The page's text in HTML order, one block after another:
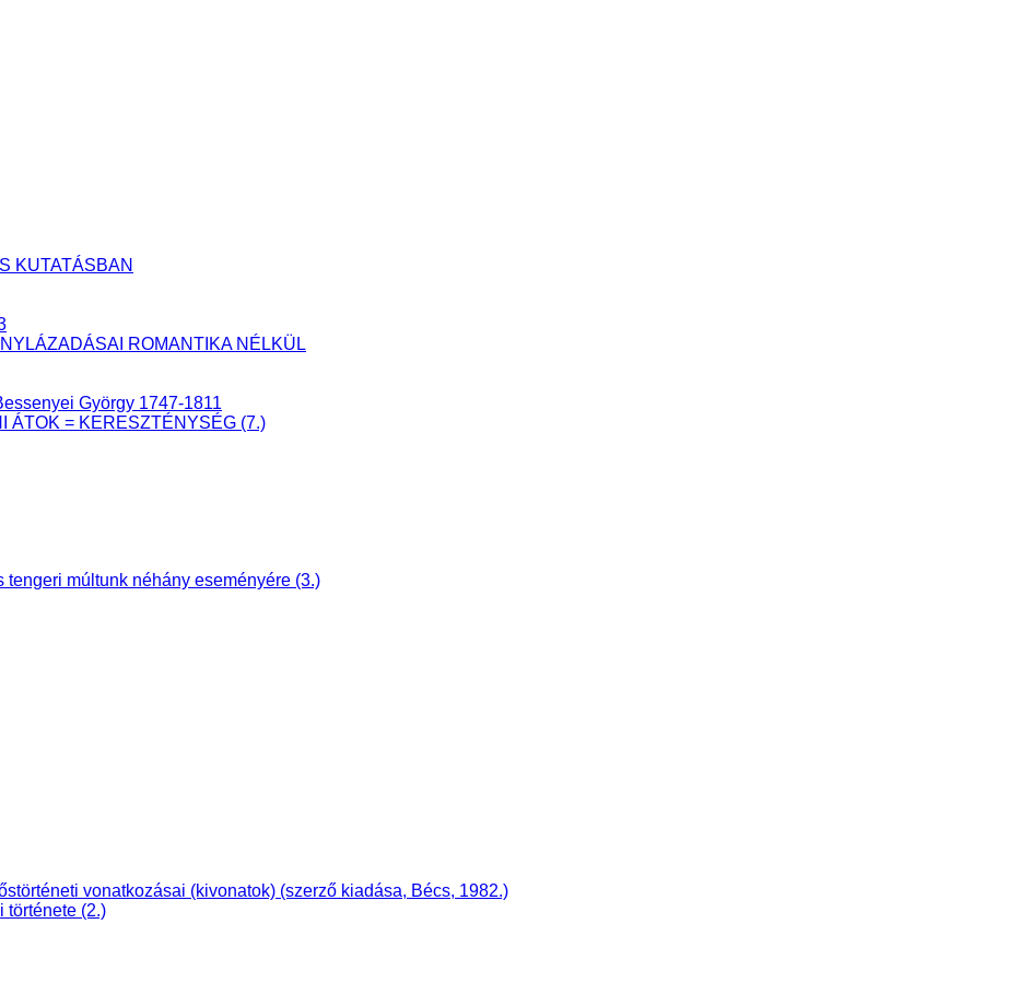
KUTATÁSBAN
ROMANTIKA NÉLKÜL
György 1747-1811
ÁTOK = KERESZTÉNYSÉG (7.)
múltunk néhány eseményére (3.)
vonatkozásai (kivonatok) (szerző kiadása, Bécs, 1982.)
története (2.)